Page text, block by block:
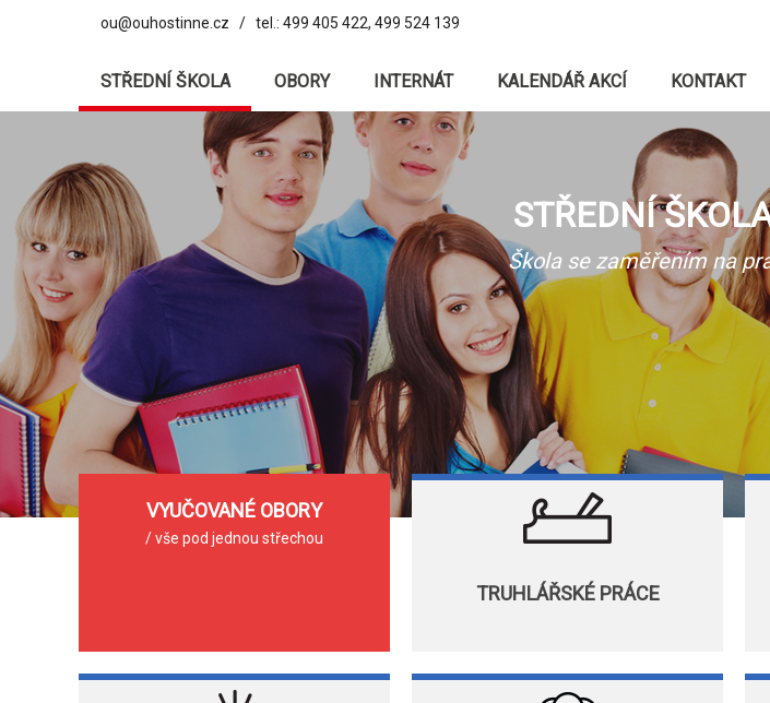
ou@ouhostinne.cz / tel.: 499 405 422, 499 524 139
STŘEDNÍ ŠKOLA OBORY INTERNÁT KALENDÁŘ AKCÍ KONTAKT
STŘEDNÍ
Škola se zaměřením na
VYUČOVANÉ OBORY
/ vše pod jednou střechou
TRUHLÁŘSKÉ PRÁCE